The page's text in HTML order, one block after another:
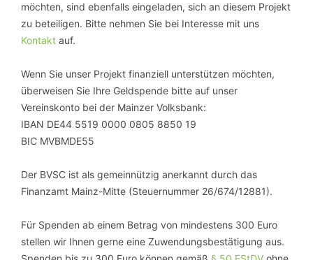
möchten, sind ebenfalls eingeladen, sich an diesem Projekt
zu beteiligen. Bitte nehmen Sie bei Interesse mit uns
Kontakt auf.
Wenn Sie unser Projekt finanziell unterstützen möchten,
überweisen Sie Ihre Geldspende bitte auf unser
Vereinskonto bei der Mainzer Volksbank:
IBAN DE44 5519 0000 0805 8850 19
BIC MVBMDE55
Der BVSC ist als gemeinnützig anerkannt durch das
Finanzamt Mainz-Mitte (Steuernummer 26/674/12881).
Für Spenden ab einem Betrag von mindestens 300 Euro
stellen wir Ihnen gerne eine Zuwendungsbestätigung aus.